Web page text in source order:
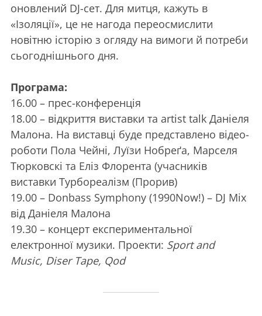
оновлений DJ-сет. Для митця, кажуть в
«Ізоляції», це не нагода переосмислити
новітню історію з огляду на вимоги й потреби
сьогоднішнього дня.
Програма:
16.00 – прес-конференція
18.00 – відкриття виставки та artist talk Даніеля
Малона. На виставці буде представлено відео-
роботи Пола Чейні, Луїзи Нобреґа, Марселя
Тюрковскі та Еліз Флорента (учасників
виставки Турбореалізм (Прорив)
19.00 – Donbass Symphony (1990Now!) – DJ Mix
від Даніеля Малона
19.30 – концерт експериментальної
електронної музики. Проекти: Sport and
Music, Diser Tape, Qod